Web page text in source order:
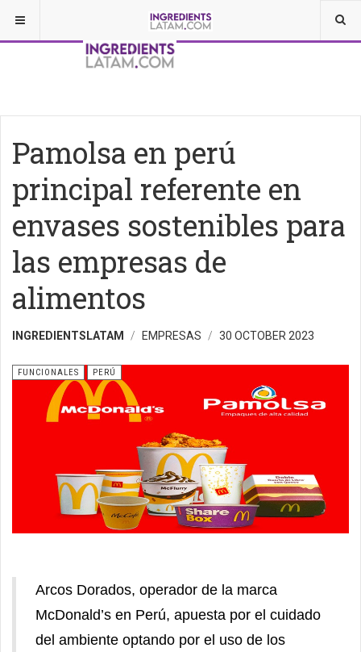
Pamolsa en perú
principal referente en
envases sostenibles para
las empresas de
alimentos
INGREDIENTSLATAM EMPRESAS 30 OCTOBER 2023
FUNCIONALES PERÚ
Arcos Dorados, operador de la marca
McDonald’s en Perú, apuesta por el cuidado
del ambiente optando por el uso de los